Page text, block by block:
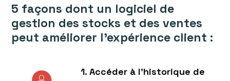
5 façons dont un logiciel de
gestion des stocks et des ventes
peut améliorer l'expérience client :
1. Accéder à l'historique de